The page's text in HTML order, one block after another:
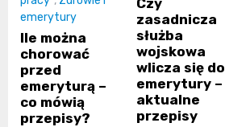
emerytury
Ile można
chorować
przed
emeryturą –
co mówią
przepisy?
Czy
zasadnicza
służba
wojskowa
wlicza się do
emerytury –
aktualne
przepisy